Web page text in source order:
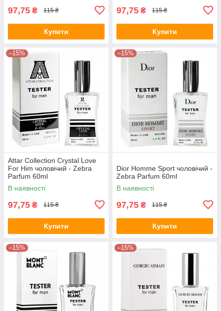
97,75 ₴ 115 ₴
Купити
97,75 ₴ 115 ₴
Купити
–15%
Attar Collection Crystal Love
For Him чоловічий - Zebra
Parfum 60ml
В наявності
97,75 ₴ 115 ₴
Купити
–15%
Dior Homme Sport чоловічий -
Zebra Parfum 60ml
В наявності
97,75 ₴ 115 ₴
Купити
–15% –15%